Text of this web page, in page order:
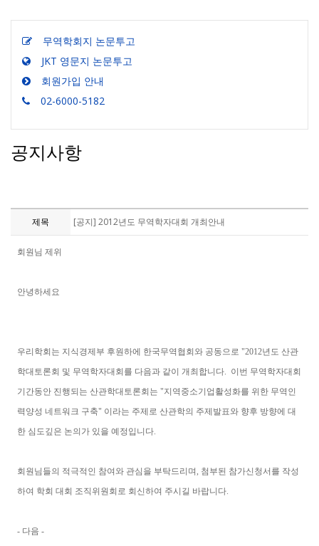
무역학회지 논문투고
JKT 영문지 논문투고
회원가입 안내
02-6000-5182
공지사항
제목 [공지] 2012년도 무역학자대회 개최안내
회원님 제위
안녕하세요
우리학회는 지식경제부 후원하에 한국무역협회와 공동으로 "2012년도 산관
학대토론회 및 무역학자대회를 다음과 같이 개최합니다. 이번 무역학자대회
기간동안 진행되는 산관학대토론회는 "지역중소기업활성화를 위한 무역인
력양성 네트워크 구축" 이라는 주제로 산관학의 주제발표와 향후 방향에 대
한 심도깊은 논의가 있을 예정입니다.
회원님들의 적극적인 참여와 관심을 부탁드리며, 첨부된 참가신청서를 작성
하여 학회 대회 조직위원회로 회신하여 주시길 바랍니다.
- 다음 -